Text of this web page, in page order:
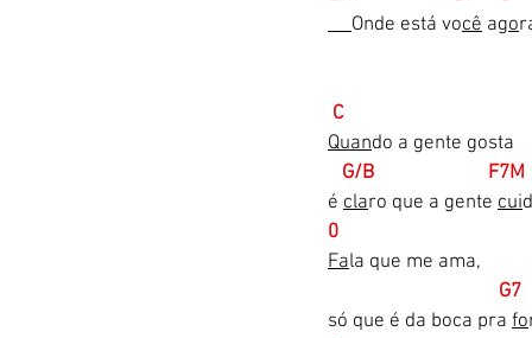
Onde está você ago
C
Quando a gente gosta
   G/B                        F7M
é claro que a gente cui
0
Fala que me ama,
            G7
só que é da boca pra fo